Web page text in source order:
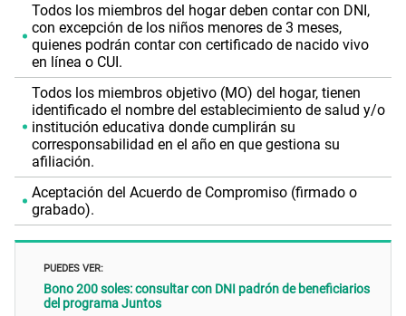
Todos los miembros del hogar deben contar con DNI,
con excepción de los niños menores de 3 meses,
quienes podrán contar con certificado de nacido vivo
en línea o CUI.
Todos los miembros objetivo (MO) del hogar, tienen
identificado el nombre del establecimiento de salud y/o
institución educativa donde cumplirán su
corresponsabilidad en el año en que gestiona su
afiliación.
Aceptación del Acuerdo de Compromiso (firmado o
grabado).
PUEDES VER:
Bono 200 soles: consultar con DNI padrón de beneficiarios
del programa Juntos